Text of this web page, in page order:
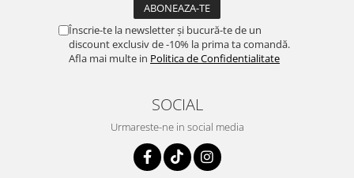
Înscrie-te la newsletter și bucură-te de un
discount exclusiv de -10% la prima ta comandă.
Afla mai multe in Politica de Confidentialitate
SOCIAL
Urmareste-ne in social media